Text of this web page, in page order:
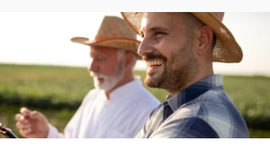
ao produto final, assegurando a conformidade com
exigências de mercado e regulamentações internacionais.
Com o avanço da tecnologia, os métodos de identificação
animal têm evoluído significativamente, oferecendo